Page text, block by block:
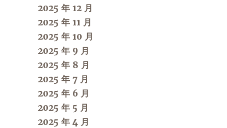
2025 年 12 月
2025 年 11 月
2025 年 10 月
2025 年 9 月
2025 年 8 月
2025 年 7 月
2025 年 6 月
2025 年 5 月
2025 年 4 月